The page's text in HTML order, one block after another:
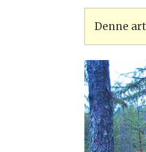
Denne